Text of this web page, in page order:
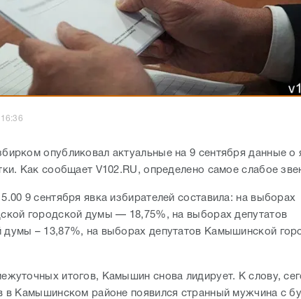
опубликовал актуальные на 9 сентября данные о
Как сообщает V102.RU, определено самое слабое
9 сентября явка избирателей составила: на выборах
городской думы — 18,75%, на выборах депутатов
думы – 13,87%, на выборах депутатов Камышинской
итогов, Камышин снова лидирует. К слову,
в Камышинском районе появился странный мужчина с